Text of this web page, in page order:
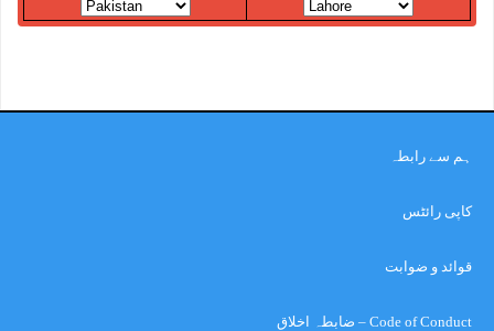
ہم سے رابطہ
کاپی رائٹس
قوائد و ضوابت
Code of Conduct – ضابطہ اخلاق